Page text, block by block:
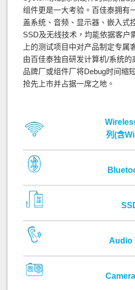
组件更是一大考验。百佳泰拥有
盖系统、音频、显示器、嵌入式
SSD及无线技术，均能依据客户
上的测试项目中对产品制定专属
由百佳泰独自研发计算机/系统的
品牌厂或组件厂将Debug时间缩
抢先上市并占据一席之地。
列(含
Audio